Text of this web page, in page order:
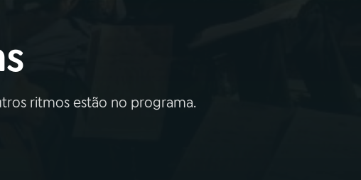
ritmos estão no programa.